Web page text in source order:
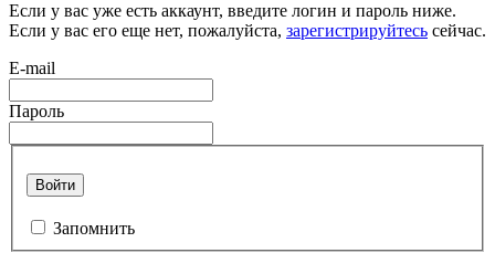
Если у вас уже есть аккаунт, введите логин и пароль ниже.
Если у вас его еще нет, пожалуйста, зарегистрируйтесь сейчас.
E-mail
Пароль
Войти
Запомнить